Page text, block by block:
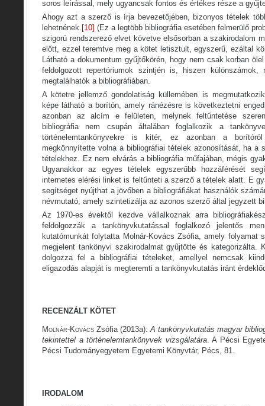
soros leírással, mely ugyancsak fontos és értékes része a
Ahogy azt a szerző is írja bevezetőjében, bizonyos tételek
lehetnének. [10] (Ez a legtöbb bibliográfia esetében felmerülő
szigorú rendszerező elvet követve elsősorban a szakirodalom
előtt, ezzel teremtve meg a kötet letisztult, egyszerű, ezáltal
Látható a dokumentum gyűjtőkörén, hogy nem csak korban
feldolgozott repertóriumok szintjén is, hiszen
megtalálhatók a bibliográfiában.
A kötetre jellemző gondolatiság küllemében is
képe látható a borítón, amely ránézésre is következtetni
azonban az alcím e felületen, melynek feltűntetése
bibliográfia nem csupán általában foglalkozik a
történelemtankönyvekre is kitér, ez azonban a
megkönnyítette volna a bibliográfiai tételek azonosítását, ha a
tételekhez. Ez nem elvárás a bibliográfia műfajában, mégis
Ugyanakkor az egyes tételek egyszerűbb hozzáférését
internetes elérési linket is feltűnteti a szerző a tételek alatt. E
segítséget nyújthat a jövőben a bibliográfiákat használók
névmutató, amely szintetizálja az azonos szerző által jegyzett
Az 1970-es évektől kezdve vállalkoznak arra
feldolgozzák a tankönyvkutatással foglalkozó jelentős
kutatómunkát folytatta Molnár-Kovács Zsófia, amely folyamat
megjelent tankönyvi szakirodalmat gyűjtötte és kategorizálta.
dolgozza fel a bibliográfiai tételeket, amellyel nemcsak
eligazodás alapját is megteremti a tankönyvkutatás iránt
RECENZÁLT KÖTET
Molnár-Kovács Zsófia (2013a):A tankönyvkutatás magyar
tekintettel a történelemtankönyvek vizsgálatára. A Pécsi
Pécsi Tudományegyetem Egyetemi Könyvtár, Pécs, 81.
IRODALOM